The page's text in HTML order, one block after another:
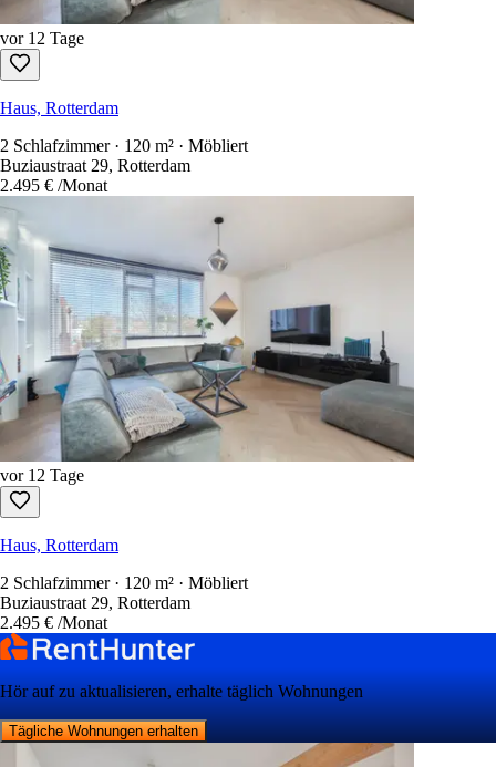
vor 12 Tage
Haus, Rotterdam
2 Schlafzimmer · 120 m² · Möbliert
Buziaustraat 29, Rotterdam
2.495 € /Monat
vor 12 Tage
Haus, Rotterdam
2 Schlafzimmer · 120 m² · Möbliert
Buziaustraat 29, Rotterdam
2.495 € /Monat
Hör auf zu aktualisieren, erhalte täglich Wohnungen
Tägliche Wohnungen erhalten